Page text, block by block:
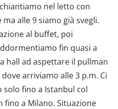
nel letto con
alle 9 siamo già svegli.
al buffet, poi
fin quasi a
hall ad aspettare il pullman
arriviamo alle 3 p.m. Ci
fino a Istanbul col
fino a Milano. Situazione